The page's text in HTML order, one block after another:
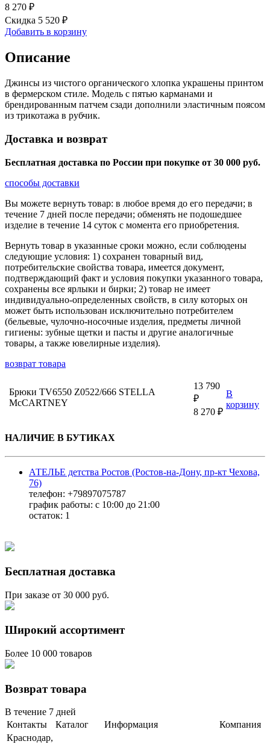
8 270 ₽
Скидка 5 520 ₽
Добавить в корзину
Описание
Джинсы из чистого органического хлопка украшены принтом
в фермерском стиле. Модель с пятью карманами и
брендированным патчем сзади дополнили эластичным поясом
из трикотажа в рубчик.
Доставка и возврат
Бесплатная доставка по России при покупке от 30 000 pуб.
способы доставки
Вы можете вернуть товар: в любое время до его передачи; в
течение 7 дней после передачи; обменять не подошедшее
изделие в течение 14 суток с момента его приобретения.
Вернуть товар в указанные сроки можно, если соблюдены
следующие условия: 1) сохранен товарный вид,
потребительские свойства товара, имеется документ,
подтверждающий факт и условия покупки указанного товара,
сохранены все ярлыки и бирки; 2) товар не имеет
индивидуально-определенных свойств, в силу которых он
может быть использован исключительно потребителем
(бельевые, чулочно-носочные изделия, предметы личной
гигиены: зубные щетки и пасты и другие аналогичные
товары, а также ювелирные изделия).
возврат товара
Брюки TV6550 Z0522/666 STELLA
McCARTNEY
13 790
₽
8 270 ₽
В
корзину
НАЛИЧИЕ В БУТИКАХ
АТЕЛЬЕ детства Ростов (Ростов-на-Дону, пр-кт Чехова,
76)
телефон: +79897075787
график работы: с 10:00 до 21:00
остаток: 1
Бесплатная доставка
При заказе от 30 000 руб.
Широкий ассортимент
Более 10 000 товаров
Возврат товара
В течение 7 дней
Контакты
Каталог Информация
Компания
Краснодар,